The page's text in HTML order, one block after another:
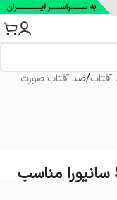
آفتاب/ضد آفتاب صورت
کرم ضد آفتاب بی رنگ SPF50 سانیورا مناسب